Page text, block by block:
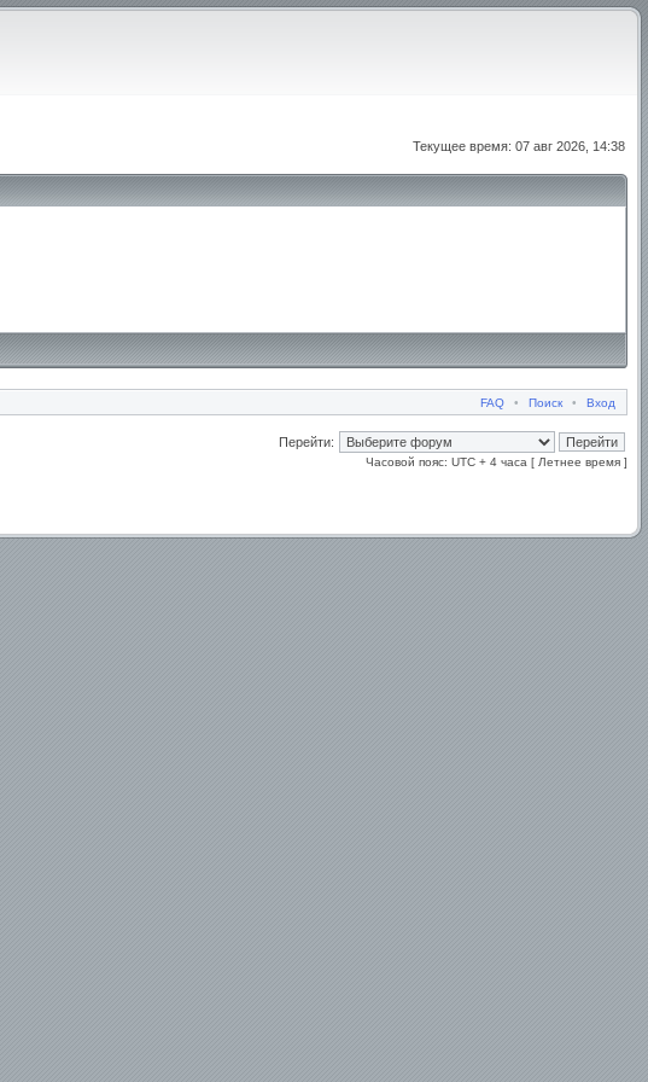
Текущее время: 07 авг 2026, 14:38
FAQ • Поиск • Вход
Перейти:
Часовой пояс: UTC + 4 часа [ Летнее время ]